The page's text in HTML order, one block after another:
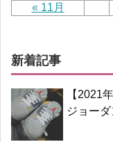
« 11月
新着記事
【2021
ジョーダ